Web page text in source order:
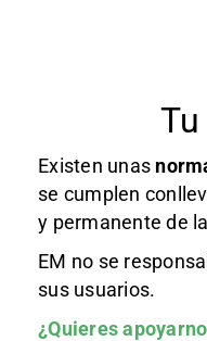
Existen unas
se cumplen
y permanente de
EM no se
sus usuarios.
¿Quieres